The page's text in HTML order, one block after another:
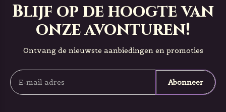
Blijf op de hoogte van
onze avonturen!
Ontvang de nieuwste aanbiedingen en promoties
Abonneer